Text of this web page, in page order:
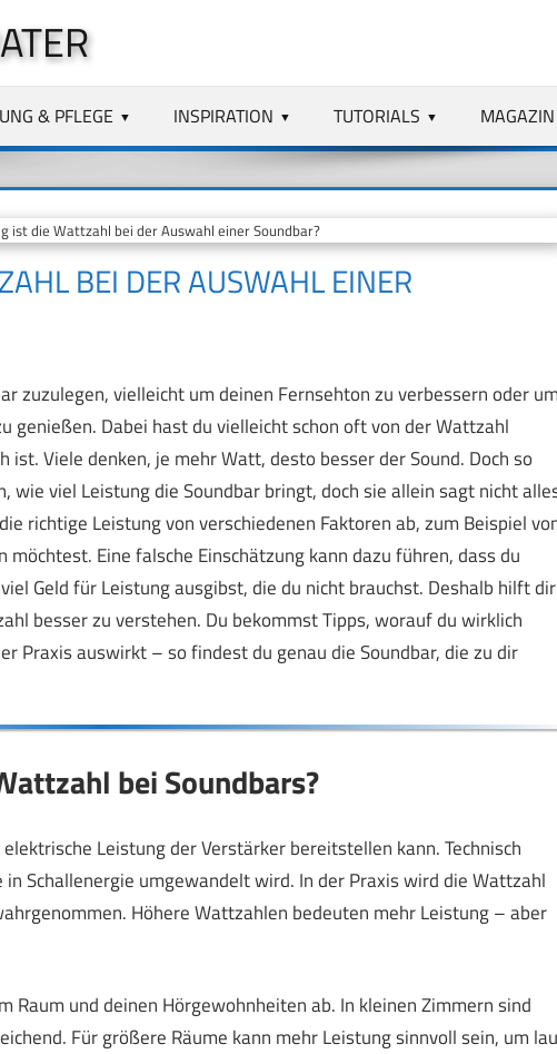
& PFLEGE INSPIRATION TUTORIALS MAGAZIN
ist die Wattzahl bei der Auswahl einer Soundbar?
BEI DER AUSWAHL EINER
zuzulegen, vielleicht um deinen Fernsehton zu verbessern oder um
genießen. Dabei hast du vielleicht schon oft von der Wattzahl
Viele denken, je mehr Watt, desto besser der Sound. Doch so
viel Leistung die Soundbar bringt, doch sie allein sagt nicht
richtige Leistung von verschiedenen Faktoren ab, zum Beispiel
Eine falsche Einschätzung kann dazu führen, dass du
Geld für Leistung ausgibst, die du nicht brauchst. Deshalb hilft dir
besser zu verstehen. Du bekommst Tipps, worauf du wirklich
Praxis auswirkt – so findest du genau die Soundbar, die zu dir
bei Soundbars?
Leistung der Verstärker bereitstellen kann. Technisch
Schallenergie umgewandelt wird. In der Praxis wird die Wattzahl
Höhere Wattzahlen bedeuten mehr Leistung – aber
und deinen Hörgewohnheiten ab. In kleinen Zimmern sind
Für größere Räume kann mehr Leistung sinnvoll sein, um